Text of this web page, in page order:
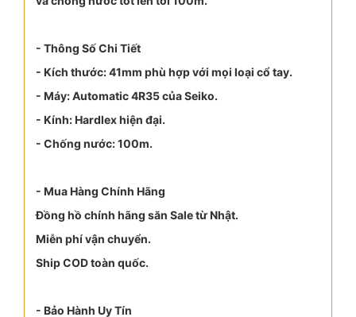
- Thông Số Chi Tiết
- Kích thước: 41mm phù hợp với mọi loại cổ tay.
- Máy: Automatic 4R35 của Seiko.
- Kính: Hardlex hiện đại.
- Chống nước: 100m.
- Mua Hàng Chính Hãng
Đồng hồ chính hãng săn Sale từ Nhật.
Miễn phí vận chuyển.
Ship COD toàn quốc.
- Bảo Hành Uy Tín